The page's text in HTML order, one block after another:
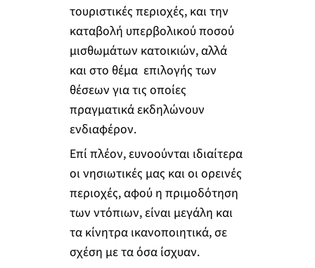
τουριστικές περιοχές, και την
καταβολή υπερβολικού ποσού
μισθωμάτων κατοικιών, αλλά
και στο θέμα επιλογής των
θέσεων για τις οποίες
πραγματικά εκδηλώνουν
ενδιαφέρον.
Επί πλέον, ευνοούνται ιδιαίτερα
οι νησιωτικές μας και οι ορεινές
περιοχές, αφού η πριμοδότηση
των ντόπιων, είναι μεγάλη και
τα κίνητρα ικανοποιητικά, σε
σχέση με τα όσα ίσχυαν.